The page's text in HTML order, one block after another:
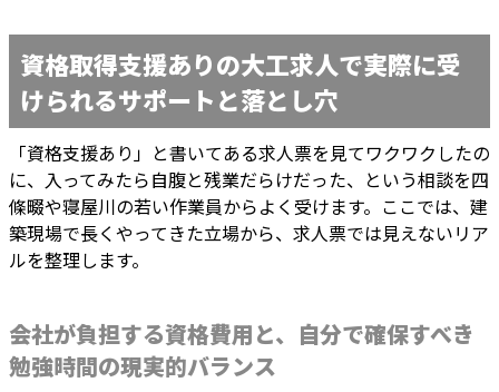
資格取得支援ありの大工求人で実際に受
けられるサポートと落とし穴
「資格支援あり」と書いてある求人票を見てワクワクしたの
に、入ってみたら自腹と残業だらけだった、という相談を四
條畷や寝屋川の若い作業員からよく受けます。ここでは、建
築現場で長くやってきた立場から、求人票では見えないリア
ルを整理します。
会社が負担する資格費用と、自分で確保すべき
勉強時間の現実的バランス